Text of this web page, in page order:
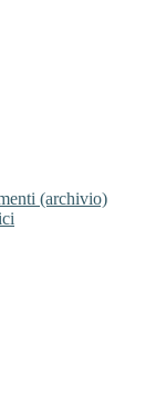
(archivio)